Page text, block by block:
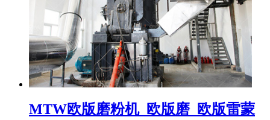
MTW欧版磨粉机_欧版磨_欧版雷蒙